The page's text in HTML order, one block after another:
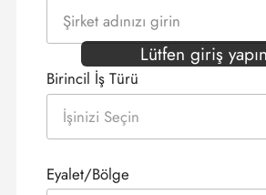
Birincil İş Türü
İşinizi Seçin
Eyalet/Bölge
Lütfen giriş yapın